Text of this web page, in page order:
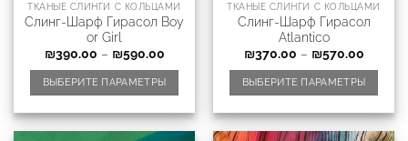
ТКАНЫЕ СЛИНГИ С КОЛЬЦАМИ
Слинг-Шарф Гирасол Boy
or Girl
₪390.00 – ₪590.00
ВЫБЕРИТЕ ПАРАМЕТРЫ
ТКАНЫЕ СЛИНГИ С КОЛЬЦАМИ
Слинг-Шарф Гирасол
Atlantico
₪370.00 – ₪570.00
ВЫБЕРИТЕ ПАРАМЕТРЫ